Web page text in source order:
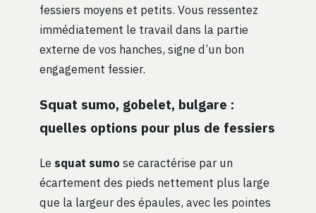
fessiers moyens et petits. Vous ressentez
immédiatement le travail dans la partie
externe de vos hanches, signe d’un bon
engagement fessier.
Squat sumo, gobelet, bulgare :
quelles options pour plus de fessiers
Le squat sumo se caractérise par un
écartement des pieds nettement plus large
que la largeur des épaules, avec les pointes